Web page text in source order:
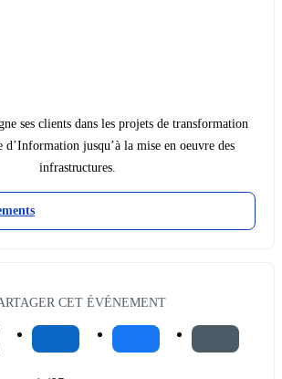
ses clients dans les projets de transformation
d’Information jusqu’à la mise en oeuvre des
infrastructures.
CET ÉVÉNEMENT